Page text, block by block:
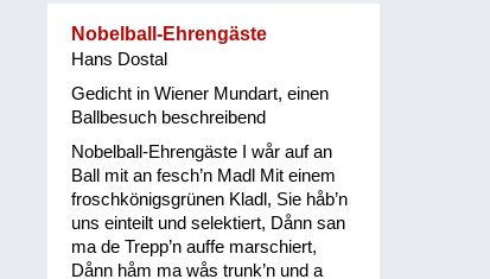
Nobelball-Ehrengäste
Hans Dostal
Gedicht in Wiener Mundart, einen
Ballbesuch beschreibend
Nobelball-Ehrengäste I wår auf an
Ball mit an fesch’n Madl Mit einem
froschkönigsgrünen Kladl, Sie håb’n
uns einteilt und selektiert, Dånn san
ma de Trepp’n auffe marschiert,
Dånn håm ma wås trunk’n und a